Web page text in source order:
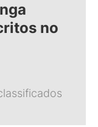
no